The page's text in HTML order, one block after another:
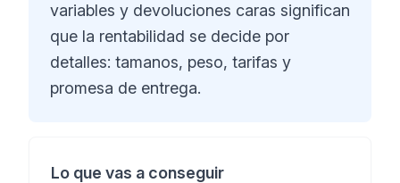
variables y devoluciones caras significan
que la rentabilidad se decide por
detalles: tamanos, peso, tarifas y
promesa de entrega.
Lo que vas a conseguir